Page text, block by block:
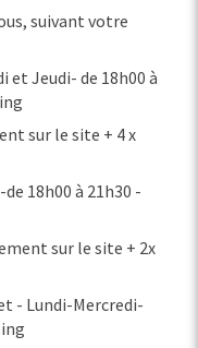
suivant votre
et Jeudi- de 18h00 à
sur le site + 4 x
18h00 à 21h30 -
sur le site + 2x
- Lundi-Mercredi-